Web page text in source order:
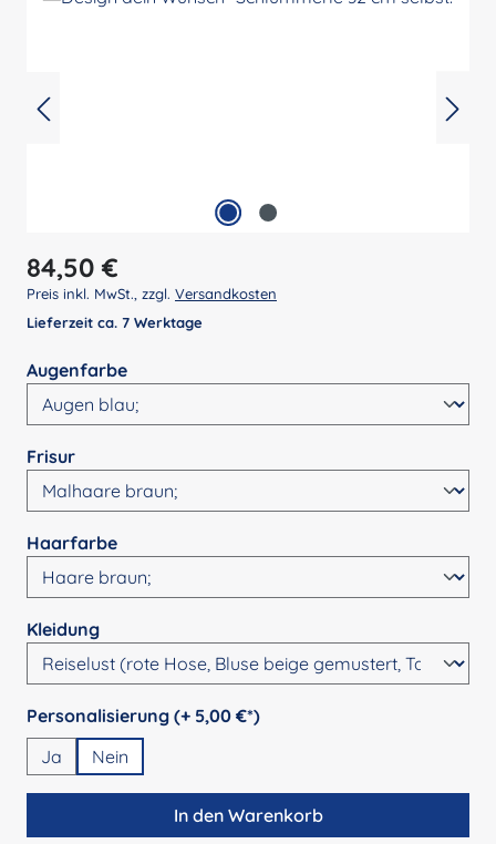
Regulärer Preis:
84,50 €
Preis inkl. MwSt., zzgl. Versandkosten
Lieferzeit ca. 7 Werktage
Augenfarbeauswählen
Frisurauswählen
Haarfarbeauswählen
Kleidungauswählen
Personalisierung (+ 5,00 €*)auswählen
Ja
Nein
In den Warenkorb